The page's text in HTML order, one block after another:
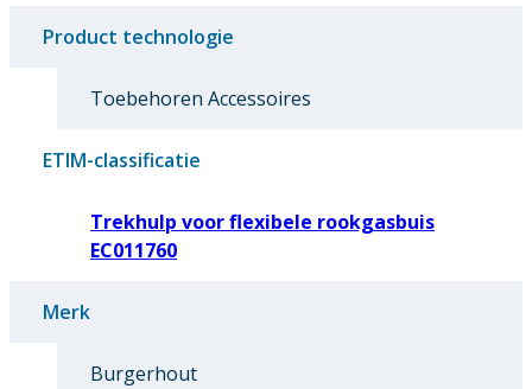
Product technologie
Toebehoren Accessoires
ETIM-classificatie
Trekhulp voor flexibele rookgasbuis
EC011760
Merk
Burgerhout